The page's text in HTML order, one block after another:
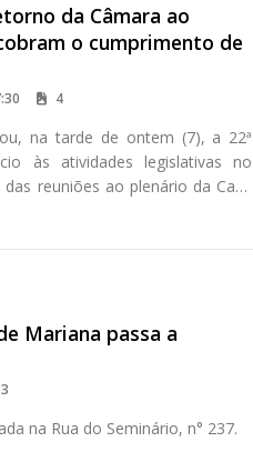
da Câmara ao
o cumprimento de
4
na tarde de ontem (7), a 22ª
às atividades legislativas no
reuniões ao plenário da Casa
Mariana passa a
3
na Rua do Seminário, n° 237.